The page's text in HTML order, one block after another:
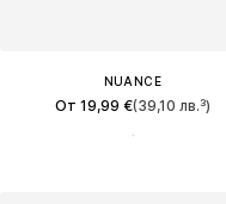
NUANCE
От 19,99 €(39,10 лв.³)